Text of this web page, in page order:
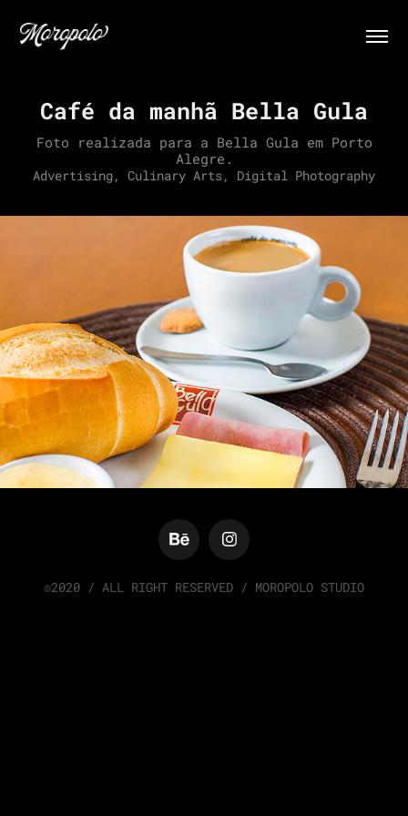
Café da manhã Bella Gula
Foto realizada para a Bella Gula em Porto
Advertising, Culinary Arts, Digital Photography
©2020 / ALL RIGHT RESERVED / MOROPOLO STUDIO